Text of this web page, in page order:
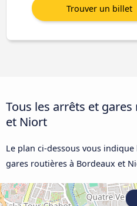
Tous les arrêts et
et Niort
Le plan ci-dessous vous
gares routières à Bordeaux et